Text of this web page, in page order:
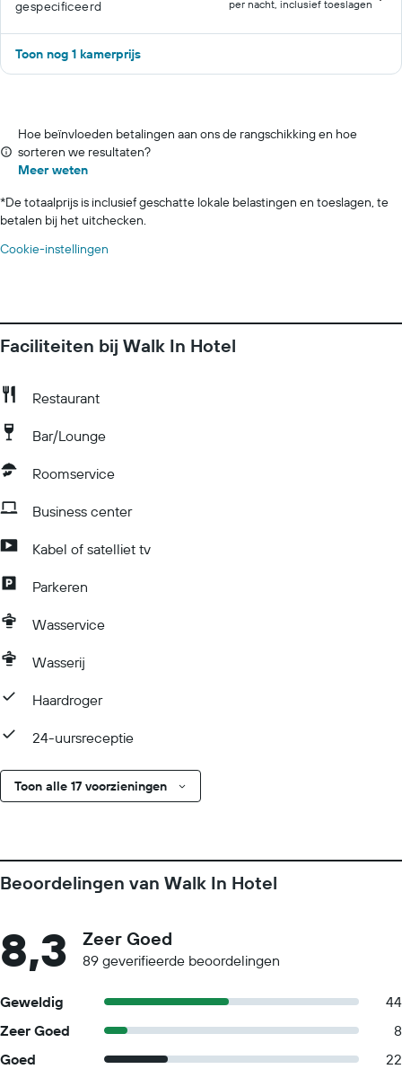
gespecificeerd per nacht, inclusief toeslagen
Toon nog 1 kamerprijs
Hoe beïnvloeden betalingen aan ons de rangschikking en hoe
sorteren we resultaten?
Meer weten
*De totaalprijs is inclusief geschatte lokale belastingen en toeslagen, te
betalen bij het uitchecken.
Cookie-instellingen
Faciliteiten bij Walk In Hotel
Restaurant
Bar/Lounge
Roomservice
Business center
Kabel of satelliet tv
Parkeren
Wasservice
Wasserij
Haardroger
24-uursreceptie
Toon alle 17 voorzieningen
Beoordelingen van Walk In Hotel
8,3 Zeer Goed
89 geverifieerde beoordelingen
Geweldig
44
Zeer Goed
8
Goed
22